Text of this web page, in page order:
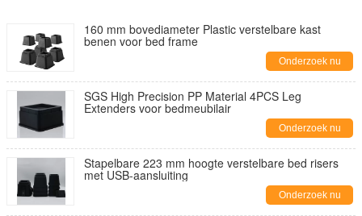
160 mm bovediameter Plastic verstelbare kast
benen voor bed frame
Onderzoek nu
SGS High Precision PP Material 4PCS Leg
Extenders voor bedmeubilair
Onderzoek nu
Stapelbare 223 mm hoogte verstelbare bed risers
met USB-aansluiting
Onderzoek nu